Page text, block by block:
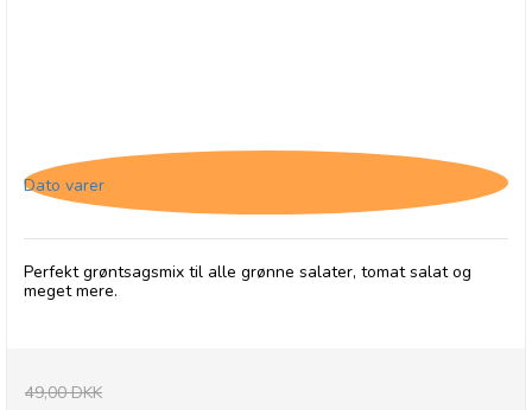
Dato varer
Perfekt grøntsagsmix til alle grønne salater, tomat salat og
meget mere.
49,00 DKK